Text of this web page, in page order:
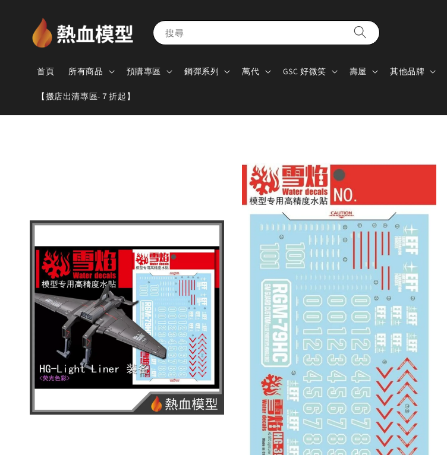
搜尋
首頁 所有商品 預購專區 鋼彈系列 萬代 GSC 好微笑 壽屋 其他品牌
【搬店出清專區-７折起】